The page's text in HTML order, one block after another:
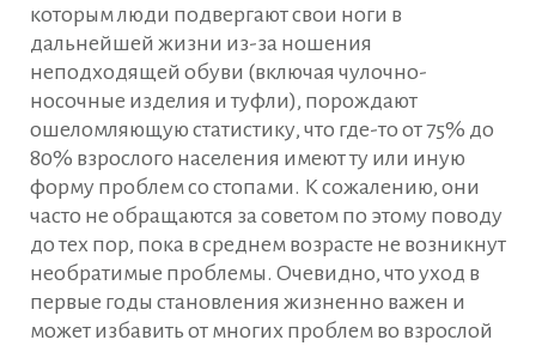
которым люди подвергают свои ноги в
дальнейшей жизни из-за ношения
неподходящей обуви (включая чулочно-
носочные изделия и туфли), порождают
ошеломляющую статистику, что где-то от 75% до
80% взрослого населения имеют ту или иную
форму проблем со стопами. К сожалению, они
часто не обращаются за советом по этому поводу
до тех пор, пока в среднем возрасте не возникнут
необратимые проблемы. Очевидно, что уход в
первые годы становления жизненно важен и
может избавить от многих проблем во взрослой